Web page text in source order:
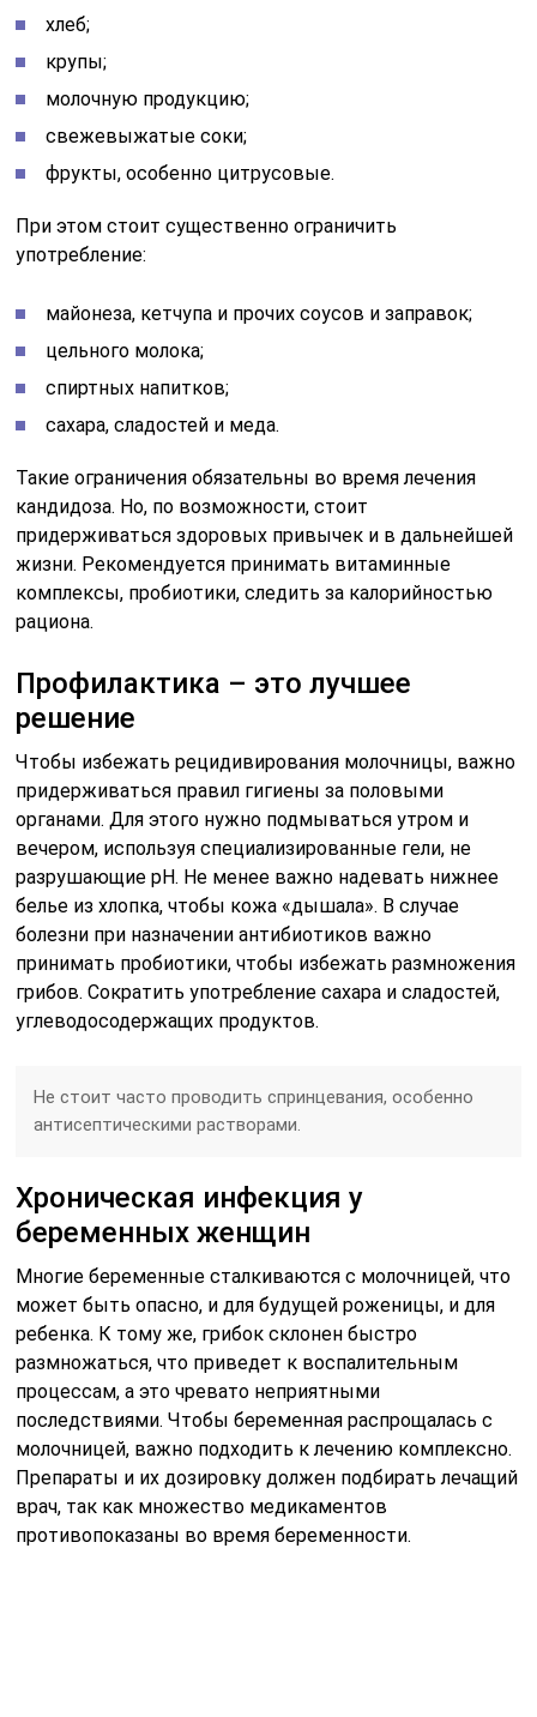
хлеб;
крупы;
молочную продукцию;
свежевыжатые соки;
фрукты, особенно цитрусовые.
При этом стоит существенно ограничить
употребление:
майонеза, кетчупа и прочих соусов и заправок;
цельного молока;
спиртных напитков;
сахара, сладостей и меда.
Такие ограничения обязательны во время лечения
кандидоза. Но, по возможности, стоит
придерживаться здоровых привычек и в дальнейшей
жизни. Рекомендуется принимать витаминные
комплексы, пробиотики, следить за калорийностью
рациона.
Профилактика – это лучшее
решение
Чтобы избежать рецидивирования молочницы, важно
придерживаться правил гигиены за половыми
органами. Для этого нужно подмываться утром и
вечером, используя специализированные гели, не
разрушающие pH. Не менее важно надевать нижнее
белье из хлопка, чтобы кожа «дышала». В случае
болезни при назначении антибиотиков важно
принимать пробиотики, чтобы избежать размножения
грибов. Сократить употребление сахара и сладостей,
углеводосодержащих продуктов.
Не стоит часто проводить спринцевания, особенно
антисептическими растворами.
Хроническая инфекция у
беременных женщин
Многие беременные сталкиваются с молочницей, что
может быть опасно, и для будущей роженицы, и для
ребенка. К тому же, грибок склонен быстро
размножаться, что приведет к воспалительным
процессам, а это чревато неприятными
последствиями. Чтобы беременная распрощалась с
молочницей, важно подходить к лечению комплексно.
Препараты и их дозировку должен подбирать лечащий
врач, так как множество медикаментов
противопоказаны во время беременности.